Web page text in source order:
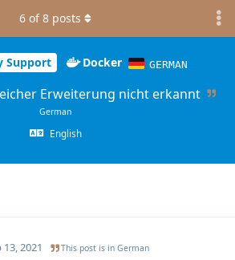
Support Docker GERMAN
Erweiterung nicht erkannt
German
English
6 of8 posts
13, 2021 This post is in German